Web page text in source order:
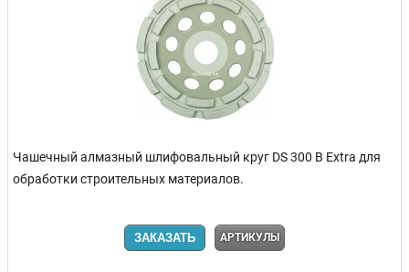
Чашечный алмазный шлифовальный круг DS 300 B Extra для
обработки строительных материалов.
ЗАКАЗАТЬ АРТИКУЛЫ